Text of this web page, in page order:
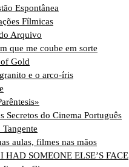
Espontânea
Fílmicas
Arquivo
que me coube em sorte
Gold
e o arco-íris
Secretos do Cinema Português
aulas, filmes nas mãos
HAD SOMEONE ELSE’S FACE